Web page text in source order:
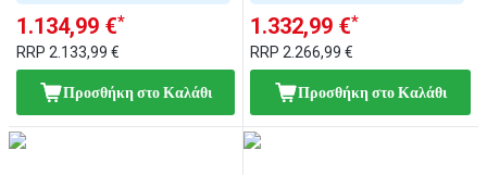
1.134,99 €*
RRP 2.133,99 €
Προσθήκη στο Καλάθι
1.332,99 €*
RRP2.266,99 €
Προσθήκη στο Καλάθι